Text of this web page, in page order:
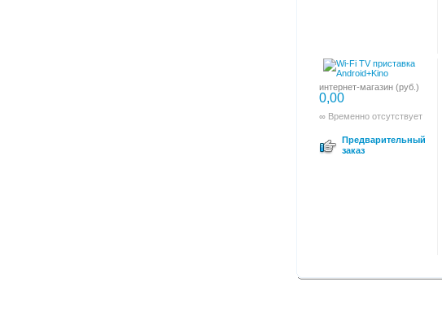
интернет-магазин (руб.)
0,00
∞ Временно отсутствует
Предварительный
заказ